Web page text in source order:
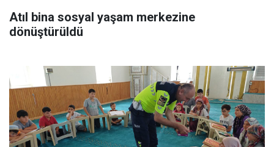
Atıl bina sosyal yaşam merkezine
dönüştürüldü